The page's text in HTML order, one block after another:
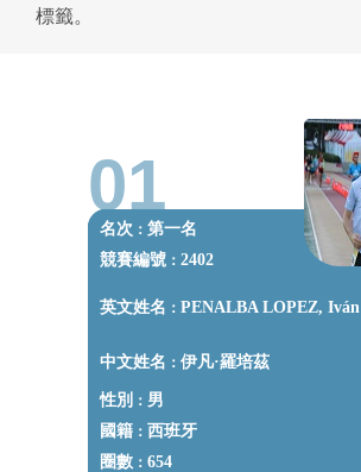
標籤。
01
名次 ： 第一名
競賽編號 ： 2402
英文姓名 ： PENALBA LOPEZ, Iván
中文姓名 ： 伊凡·羅培茲
性別 ： 男
國籍 ： 西班牙
圈數 ： 654